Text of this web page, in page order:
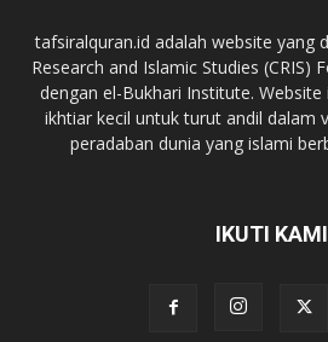
tafsiralquran.id adalah website yang
Research and Islamic Studies (CRIS)
dengan el-Bukhari Institute. Website
ikhtiar kecil untuk turut andil dalam
peradaban dunia yang islami
IKUTI KAMI